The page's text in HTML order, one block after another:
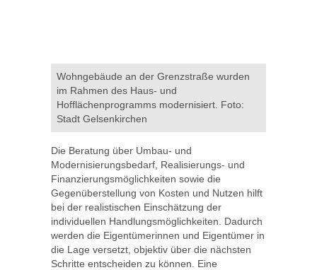
Wohngebäude an der Grenzstraße wurden
im Rahmen des Haus- und
Hofflächenprogramms modernisiert. Foto:
Stadt Gelsenkirchen
Die Beratung über Umbau- und
Modernisierungsbedarf, Realisierungs- und
Finanzierungsmöglichkeiten sowie die
Gegenüberstellung von Kosten und Nutzen hilft
bei der realistischen Einschätzung der
individuellen Handlungsmöglichkeiten. Dadurch
werden die Eigentümerinnen und Eigentümer in
die Lage versetzt, objektiv über die nächsten
Schritte entscheiden zu können. Eine